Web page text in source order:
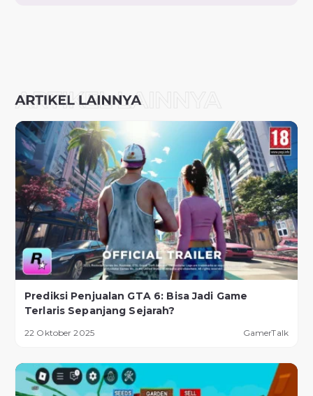
Prediksi Penjualan GTA 6: Bisa Jadi Game
Terlaris Sepanjang Sejarah?
22 Oktober 2025 GamerTalk